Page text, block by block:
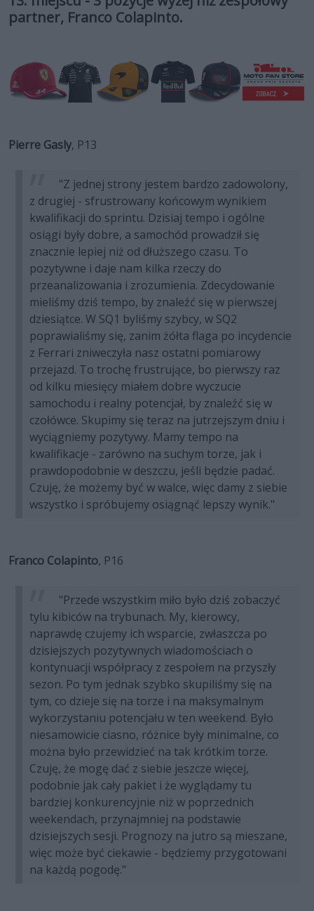
partner, Franco Colapinto.
Pierre Gasly, P13
"Z jednej strony jestem bardzo zadowolony,
z drugiej - sfrustrowany końcowym wynikiem
kwalifikacji do sprintu. Dzisiaj tempo i ogólne
osiągi były dobre, a samochód prowadził się
znacznie lepiej niż od dłuższego czasu. To
pozytywne i daje nam kilka rzeczy do
przeanalizowania i zrozumienia. Zdecydowanie
mieliśmy dziś tempo, by znaleźć się w pierwszej
dziesiątce. W SQ1 byliśmy szybcy, w SQ2
poprawialiśmy się, zanim żółta flaga po incydencie
z Ferrari zniweczyła nasz ostatni pomiarowy
przejazd. To trochę frustrujące, bo pierwszy raz
od kilku miesięcy miałem dobre wyczucie
samochodu i realny potencjał, by znaleźć się w
czołówce. Skupimy się teraz na jutrzejszym dniu i
wyciągniemy pozytywy. Mamy tempo na
kwalifikacje - zarówno na suchym torze, jak i
prawdopodobnie w deszczu, jeśli będzie padać.
Czuję, że możemy być w walce, więc damy z siebie
wszystko i spróbujemy osiągnąć lepszy wynik."
Franco Colapinto, P16
"Przede wszystkim miło było dziś zobaczyć
tylu kibiców na trybunach. My, kierowcy,
naprawdę czujemy ich wsparcie, zwłaszcza po
dzisiejszych pozytywnych wiadomościach o
kontynuacji współpracy z zespołem na przyszły
sezon. Po tym jednak szybko skupiliśmy się na
tym, co dzieje się na torze i na maksymalnym
wykorzystaniu potencjału w ten weekend. Było
niesamowicie ciasno, różnice były minimalne, co
można było przewidzieć na tak krótkim torze.
Czuję, że mogę dać z siebie jeszcze więcej,
podobnie jak cały pakiet i że wyglądamy tu
bardziej konkurencyjnie niż w poprzednich
weekendach, przynajmniej na podstawie
dzisiejszych sesji. Prognozy na jutro są mieszane,
więc może być ciekawie - będziemy przygotowani
na każdą pogodę."